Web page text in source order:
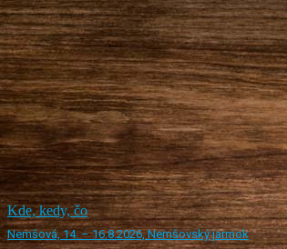
Kde, kedy, čo
Nemšová, 14. – 16.8.2026, Nemšovský jarmok